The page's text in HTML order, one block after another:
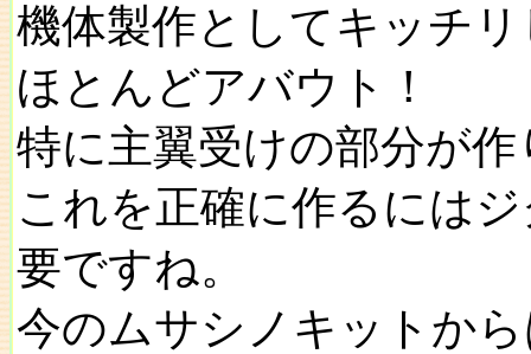
機体製作としてキッチ
ほとんどアバウト！
特に主翼受けの部分が
これを正確に作るには
要ですね。
今のムサシノキットか